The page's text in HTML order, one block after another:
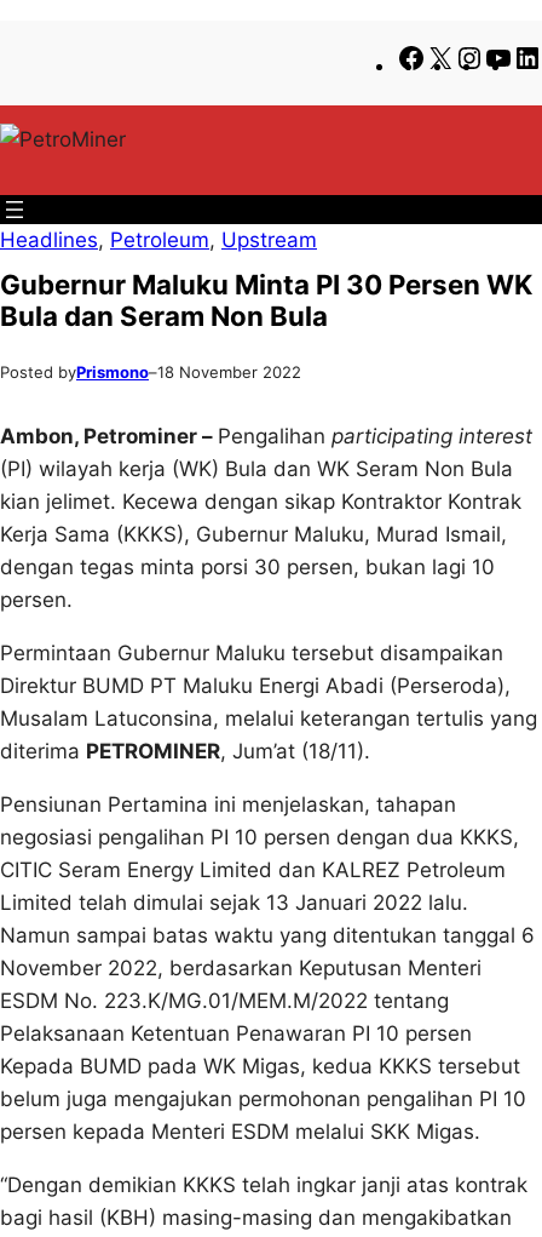
konten
content
Facebook
X
Headlines, Petroleum, Upstream
Gubernur Maluku Minta PI 30 Persen WK
Bula dan Seram Non Bula
Posted byPrismono–18 November 2022
Ambon, Petrominer – Pengalihan participating interest
(PI) wilayah kerja (WK) Bula dan WK Seram Non Bula
kian jelimet. Kecewa dengan sikap Kontraktor Kontrak
Kerja Sama (KKKS), Gubernur Maluku, Murad Ismail,
dengan tegas minta porsi 30 persen, bukan lagi 10
persen.
Permintaan Gubernur Maluku tersebut disampaikan
Direktur BUMD PT Maluku Energi Abadi (Perseroda),
Musalam Latuconsina, melalui keterangan tertulis yang
diterima PETROMINER, Jum’at (18/11).
Pensiunan Pertamina ini menjelaskan, tahapan
negosiasi pengalihan PI 10 persen dengan dua KKKS,
CITIC Seram Energy Limited dan KALREZ Petroleum
Limited telah dimulai sejak 13 Januari 2022 lalu.
Namun sampai batas waktu yang ditentukan tanggal 6
November 2022, berdasarkan Keputusan Menteri
ESDM No. 223.K/MG.01/MEM.M/2022 tentang
Pelaksanaan Ketentuan Penawaran PI 10 persen
Kepada BUMD pada WK Migas, kedua KKKS tersebut
belum juga mengajukan permohonan pengalihan PI 10
persen kepada Menteri ESDM melalui SKK Migas.
“Dengan demikian KKKS telah ingkar janji atas kontrak
bagi hasil (KBH) masing-masing dan mengakibatkan